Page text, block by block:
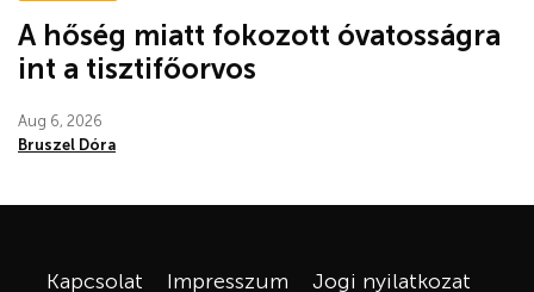
A hőség miatt fokozott óvatosságra
int a tisztifőorvos
Aug 6, 2026
Bruszel Dóra
Kapcsolat Impresszum Jogi nyilatkozat